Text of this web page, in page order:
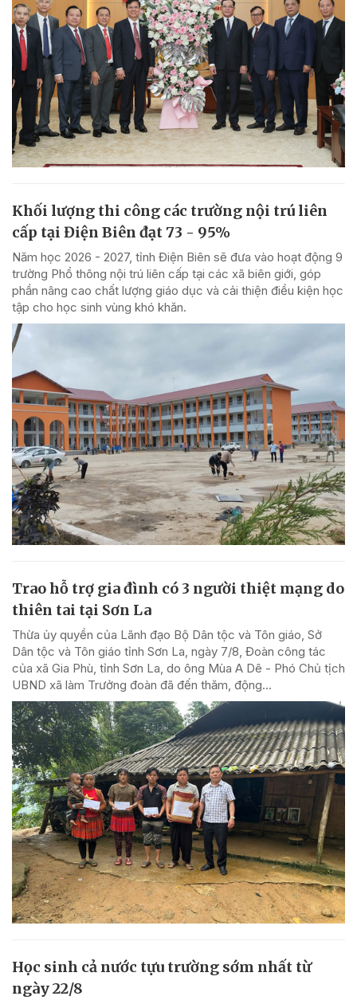
Khối lượng thi công các trường nội trú liên
cấp tại Điện Biên đạt 73 - 95%
Năm học 2026 - 2027, tỉnh Điện Biên sẽ đưa vào hoạt động 9
trường Phổ thông nội trú liên cấp tại các xã biên giới, góp
phần nâng cao chất lượng giáo dục và cải thiện điều kiện học
tập cho học sinh vùng khó khăn.
Trao hỗ trợ gia đình có 3 người thiệt mạng do
thiên tai tại Sơn La
Thừa ủy quyền của Lãnh đạo Bộ Dân tộc và Tôn giáo, Sở
Dân tộc và Tôn giáo tỉnh Sơn La, ngày 7/8, Đoàn công tác
của xã Gia Phù, tỉnh Sơn La, do ông Mùa A Dê - Phó Chủ tịch
UBND xã làm Trưởng đoàn đã đến thăm, động...
Học sinh cả nước tựu trường sớm nhất từ
ngày 22/8